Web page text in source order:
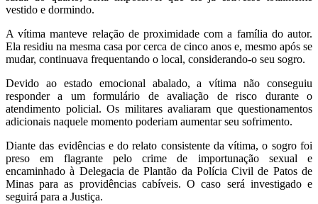
vestido e dormindo.
A vítima manteve relação de proximidade com a família do autor.
Ela residiu na mesma casa por cerca de cinco anos e, mesmo após se
mudar, continuava frequentando o local, considerando-o seu sogro.
Devido ao estado emocional abalado, a vítima não conseguiu
responder a um formulário de avaliação de risco durante o
atendimento policial. Os militares avaliaram que questionamentos
adicionais naquele momento poderiam aumentar seu sofrimento.
Diante das evidências e do relato consistente da vítima, o sogro foi
preso em flagrante pelo crime de importunação sexual e
encaminhado à Delegacia de Plantão da Polícia Civil de Patos de
Minas para as providências cabíveis. O caso será investigado e
seguirá para a Justiça.